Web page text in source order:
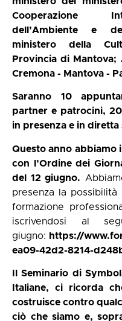
Cooperazione
dell’Ambiente e
ministero della
Provincia di Mantova;
Cremona - Mantova -
Saranno 10
partner e patrocini,
in presenza e in diretta
Questo anno abbiamo
con l’Ordine dei
del 12 giugno.
presenza la
formazione
iscrivendosi al
giugno: https://
ea09-42d2-8214-
Il Seminario di
Italiane, ci ricorda
costruisce contro
ciò che siamo e,